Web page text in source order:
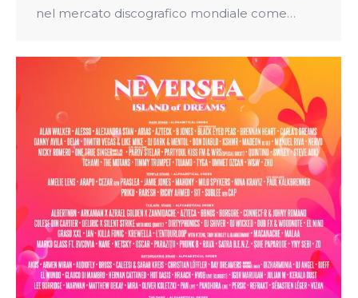
nel mercato discografico mondiale come…